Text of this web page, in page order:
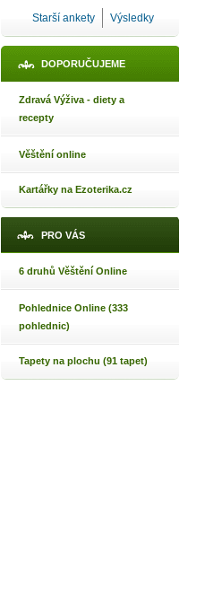
Starší ankety Výsledky
DOPORUČUJEME
Zdravá Výživa - diety a
recepty
Věštění online
Kartářky na Ezoterika.cz
PRO VÁS
6 druhů Věštění Online
Pohlednice Online (333
pohlednic)
Tapety na plochu (91 tapet)